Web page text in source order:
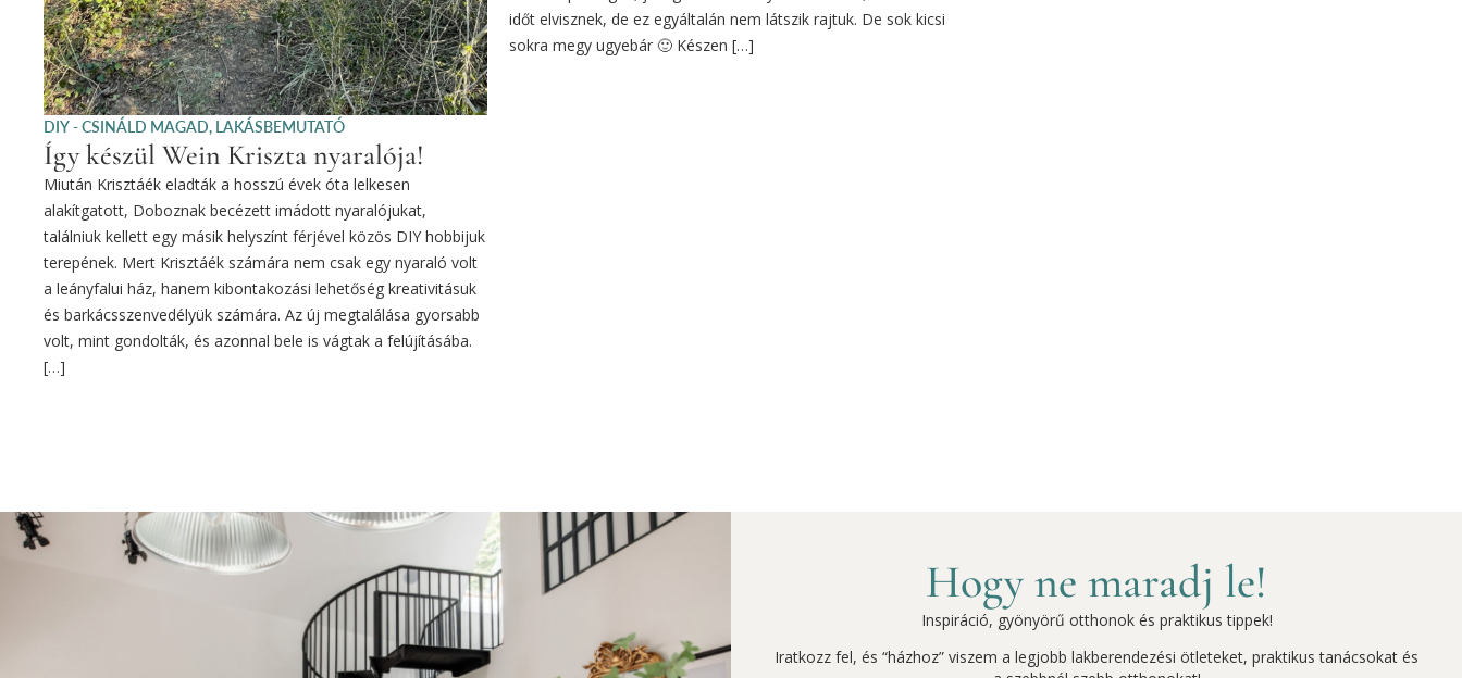
DIY - CSINÁLD MAGAD, LAKÁSBEMUTATÓ
Így készül Wein Kriszta nyaralója!
Miután Krisztáék eladták a hosszú évek óta lelkesen
alakítgatott, Doboznak becézett imádott nyaralójukat,
találniuk kellett egy másik helyszínt férjével közös DIY hobbijuk
terepének. Mert Krisztáék számára nem csak egy nyaraló volt
a leányfalui ház, hanem kibontakozási lehetőség kreativitásuk
és barkácsszenvedélyük számára. Az új megtalálása gyorsabb
volt, mint gondolták, és azonnal bele is vágtak a felújításába.
[…]
időt elvisznek, de ez egyáltalán nem látszik rajtuk. De sok kicsi
sokra megy ugyebár 🙂 Készen […]
Hogy ne maradj le!
Inspiráció, gyönyörű otthonok és praktikus tippek!
Iratkozz fel, és “házhoz” viszem a legjobb lakberendezési ötleteket, praktikus tanácsokat és